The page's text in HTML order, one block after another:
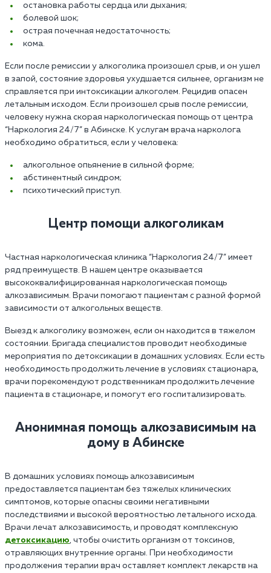
остановка работы сердца или дыхания;
болевой шок;
острая почечная недостаточность;
кома.
Если после ремиссии у алкоголика произошел срыв, и он ушел
в запой, состояние здоровья ухудшается сильнее, организм не
справляется при интоксикации алкоголем. Рецидив опасен
летальным исходом. Если произошел срыв после ремиссии,
человеку нужна скорая наркологическая помощь от центра
“Наркология 24/7” в Абинске. К услугам врача нарколога
необходимо обратиться, если у человека:
алкогольное опьянение в сильной форме;
абстинентный синдром;
психотический приступ.
Центр помощи алкоголикам
Частная наркологическая клиника “Наркология 24/7” имеет
ряд преимуществ. В нашем центре оказывается
высококвалифицированная наркологическая помощь
алкозависимым. Врачи помогают пациентам с разной формой
зависимости от алкогольных веществ.
Выезд к алкоголику возможен, если он находится в тяжелом
состоянии. Бригада специалистов проводит необходимые
мероприятия по детоксикации в домашних условиях. Если есть
необходимость продолжить лечение в условиях стационара,
врачи порекомендуют родственникам продолжить лечение
пациента в стационаре, и помогут его госпитализировать.
Анонимная помощь алкозависимым на
дому в Абинске
В домашних условиях помощь алкозависимым
предоставляется пациентам без тяжелых клинических
симптомов, которые опасны своими негативными
последствиями и высокой вероятностью летального исхода.
Врачи лечат алкозависимость, и проводят комплексную
детоксикацию , чтобы очистить организм от токсинов,
отравляющих внутренние органы. При необходимости
продолжения терапии врач оставляет комплект лекарств на